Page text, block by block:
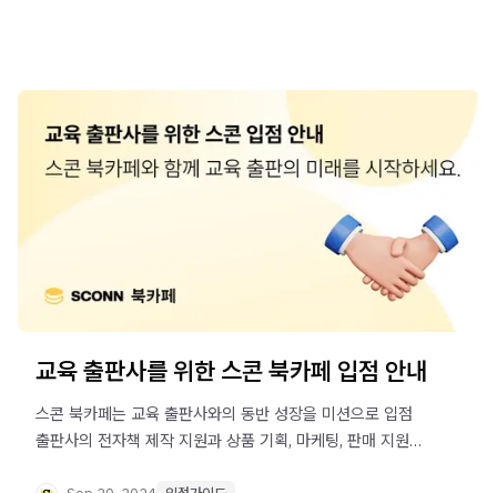
교육 출판사를 위한 스콘 북카페 입점 안내
스콘 북카페는 교육 출판사와의 동반 성장을 미션으로 입점
출판사의 전자책 제작 지원과 상품 기획, 마케팅, 판매 지원